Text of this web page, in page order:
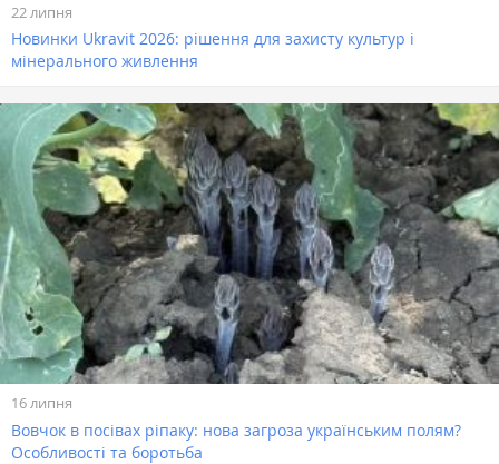
22 липня
Новинки Ukravit 2026: рішення для захисту культур і
мінерального живлення
16 липня
Вовчок в посівах ріпаку: нова загроза українським полям?
Особливості та боротьба